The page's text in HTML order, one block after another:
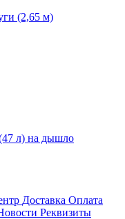
(2,65 м)
л) на дышло
Доставка Оплата
Реквизиты